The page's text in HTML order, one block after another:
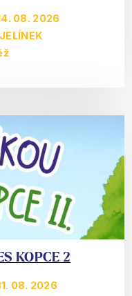
08. 2026
KOPCE 2
08. 2026